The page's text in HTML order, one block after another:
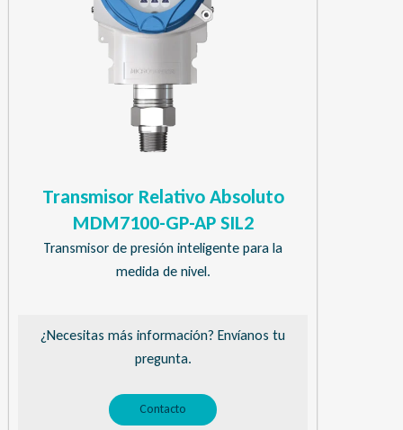
Transmisor Relativo Absoluto
MDM7100-GP-AP SIL2
Transmisor de presión inteligente para la
medida de nivel.
¿Necesitas más información? Envíanos tu
pregunta.
Contacto